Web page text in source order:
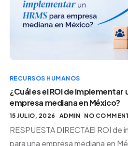
RECURSOS HUMANOS
¿Cuál es el ROI de implementar
empresa mediana en México?
15 JULIO, 2026 ADMIN NO
RESPUESTA DIRECTAEl ROI de
para una empresa mediana en